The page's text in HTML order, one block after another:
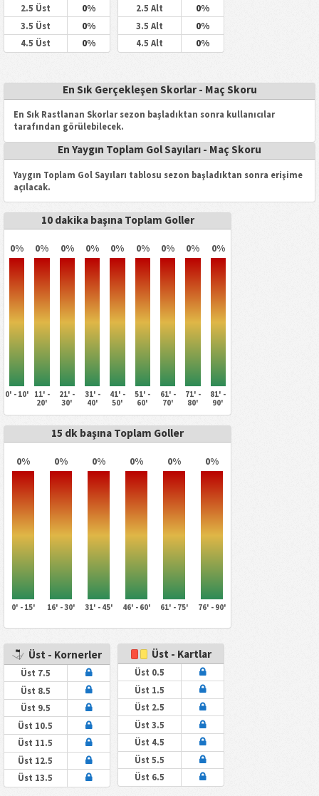
2.5 Üst 0%
3.5 Üst 0%
4.5 Üst 0%
2.5 Alt 0%
3.5 Alt 0%
4.5 Alt 0%
En Sık Gerçekleşen Skorlar - Maç Skoru
En Sık Rastlanan Skorlar sezon başladıktan sonra kullanıcılar
tarafından görülebilecek.
En Yaygın Toplam Gol Sayıları - Maç Skoru
Yaygın Toplam Gol Sayıları tablosu sezon başladıktan sonra erişime
açılacak.
10 dakika başına Toplam Goller
0% 0% 0% 0% 0% 0% 0% 0% 0%
0' - 10'
11' -
20'
21' -
30'
31' -
40'
41' -
50'
51' -
60'
61' -
70'
71' -
80'
81' -
90'
15 dk başına Toplam Goller
0% 0% 0% 0% 0% 0%
0' - 15' 16' - 30' 31' - 45' 46' - 60' 61' - 75' 76' - 90'
Üst - Kornerler
Üst 7.5
Üst 8.5
Üst 9.5
Üst 10.5
Üst 11.5
Üst 12.5
Üst 13.5
Üst - Kartlar
Üst 0.5
Üst 1.5
Üst 2.5
Üst 3.5
Üst 4.5
Üst 5.5
Üst 6.5